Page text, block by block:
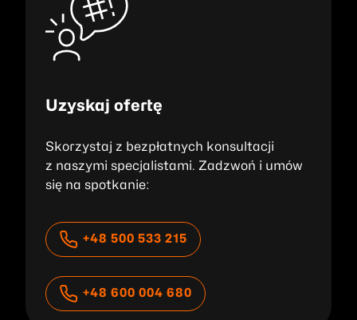
Uzyskaj ofertę
Skorzystaj z bezpłatnych konsultacji
z naszymi specjalistami. Zadzwoń i umów
się na spotkanie:
+48 500 533 215
+48 600 004 680